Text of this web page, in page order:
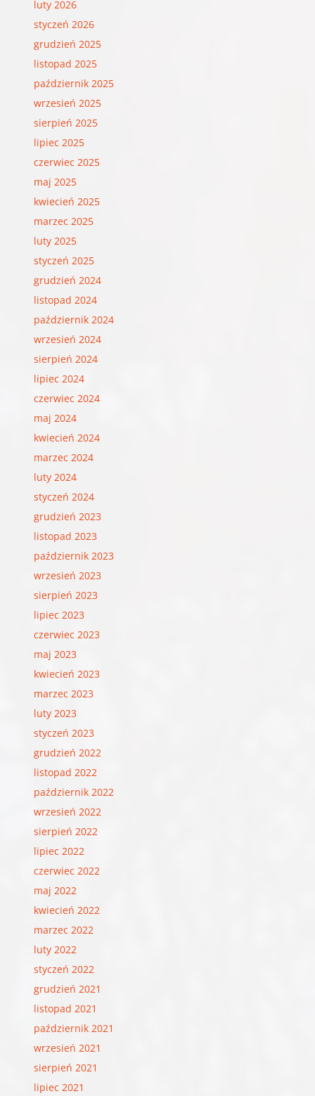
luty 2026
styczeń 2026
grudzień 2025
listopad 2025
październik 2025
wrzesień 2025
sierpień 2025
lipiec 2025
czerwiec 2025
maj 2025
kwiecień 2025
marzec 2025
luty 2025
styczeń 2025
grudzień 2024
listopad 2024
październik 2024
wrzesień 2024
sierpień 2024
lipiec 2024
czerwiec 2024
maj 2024
kwiecień 2024
marzec 2024
luty 2024
styczeń 2024
grudzień 2023
listopad 2023
październik 2023
wrzesień 2023
sierpień 2023
lipiec 2023
czerwiec 2023
maj 2023
kwiecień 2023
marzec 2023
luty 2023
styczeń 2023
grudzień 2022
listopad 2022
październik 2022
wrzesień 2022
sierpień 2022
lipiec 2022
czerwiec 2022
maj 2022
kwiecień 2022
marzec 2022
luty 2022
styczeń 2022
grudzień 2021
listopad 2021
październik 2021
wrzesień 2021
sierpień 2021
lipiec 2021